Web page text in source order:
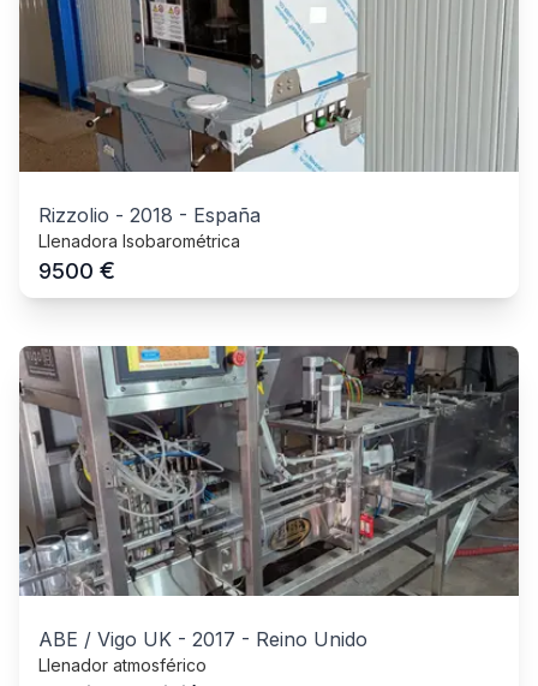
Rizzolio - 2018 - España
Llenadora Isobarométrica
9500 €
ABE / Vigo UK - 2017 - Reino Unido
Llenador atmosférico